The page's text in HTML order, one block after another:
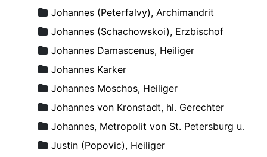
Johannes (Peterfalvy), Archimandrit
Johannes (Schachowskoi), Erzbischof
Johannes Damascenus, Heiliger
Johannes Karker
Johannes Moschos, Heiliger
Johannes von Kronstadt, hl. Gerechter
Johannes, Metropolit von St. Petersburg und Ladoga
Justin (Popovic), Heiliger